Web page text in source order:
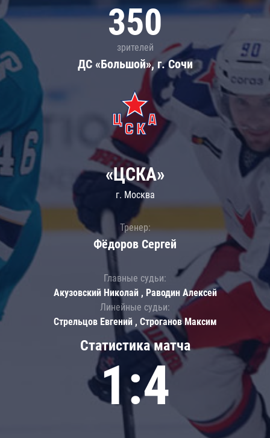
350
зрителей
ДС «Большой», г. Сочи
Статистика матча
1:4
«ЦСКА»
г. Москва
Тренер:
Фёдоров Сергей
Главные судьи:
Акузовский Николай , Раводин Алексей
Линейные судьи:
Стрельцов Евгений , Строганов Максим